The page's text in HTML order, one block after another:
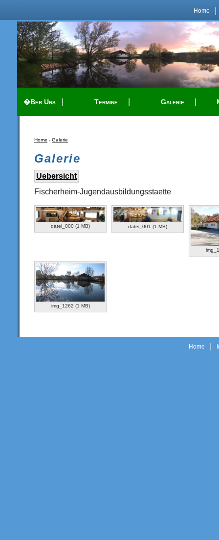
Home
�ber Uns Termine Galerie
Home - Galerie
Galerie
Uebersicht
Fischerheim-Jugendausbildungsstaette
datei_000 (1 MB) datei_001 (1 MB)
img_1262 (1 MB)
Home